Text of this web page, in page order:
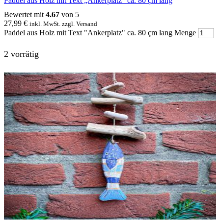
Bewertet mit 4.67 von 5
27,99 € inkl. MwSt. zzgl. Versand
Paddel aus Holz mit Text "Ankerplatz" ca. 80 çm lang Menge
2 vorrätig